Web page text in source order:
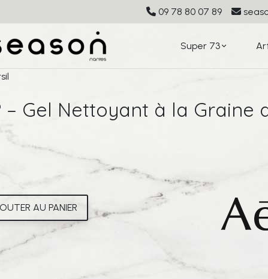
09 78 80 07 89
Super 73
– Gel Nettoyant à la Graine
AU PANIER